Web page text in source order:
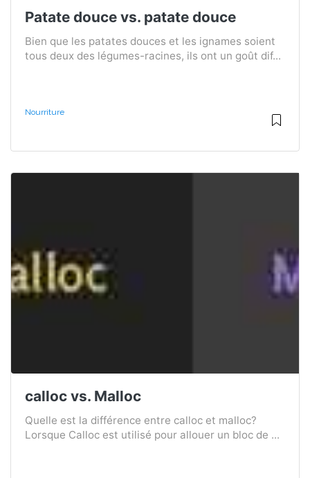
Patate douce vs. patate douce
Bien que les patates douces et les ignames soient
tous deux des légumes-racines, ils ont un goût dif...
Nourriture
calloc vs. Malloc
Quelle est la différence entre calloc et malloc?
Lorsque Calloc est utilisé pour allouer un bloc de ...